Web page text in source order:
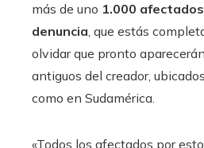
más de uno 1.000
denuncia, que estás
olvidar que pronto
antiguos del creador,
como en Sudamérica.
«Todos los afectados por